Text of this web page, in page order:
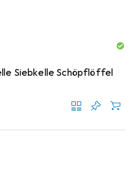
Siebkelle Schöpflöffel